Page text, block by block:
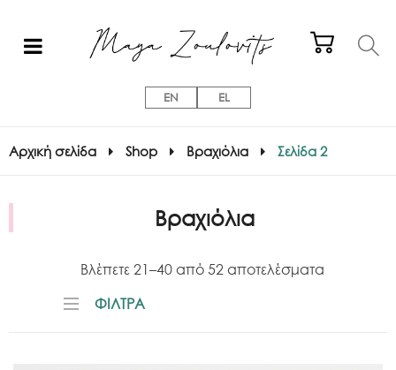
EN EL
Αρχική σελίδα Shop Βραχιόλια Σελίδα 2
Βραχιόλια
Βλέπετε 21–40 από 52 αποτελέσματα
ΦΙΛΤΡΑ